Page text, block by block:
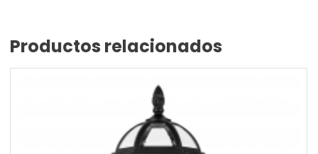
Productos relacionados